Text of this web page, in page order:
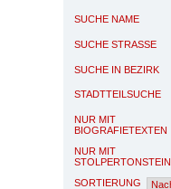
SUCHE NAME
SUCHE STRASSE
SUCHE IN BEZIRK
STADTTEILSUCHE
NUR MIT
BIOGRAFIETEXTEN
NUR MIT
STOLPERTONSTEIN
SORTIERUNG